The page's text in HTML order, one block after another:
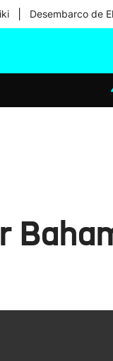
Desembarco de